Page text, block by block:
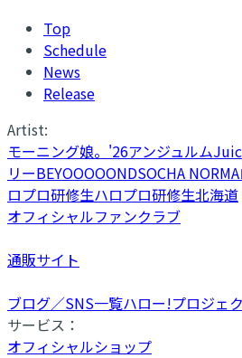
Top
Schedule
News
Release
Artist:
モーニング娘。'26アンジュルム
リーBEYOOOOONDSOCHA NORMA
ロプロ研修生ハロプロ研修生北海道
オフィシャルファンクラブ
通販サイト
ブログ／SNS一覧ハロー!プロジェ
サービス：
オフィシャルショップ